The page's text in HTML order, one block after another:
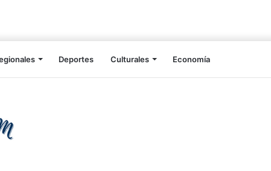
Deportes Culturales Economía